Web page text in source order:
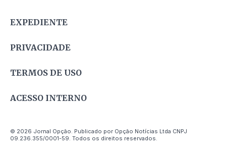
EXPEDIENTE
PRIVACIDADE
TERMOS DE USO
ACESSO INTERNO
© 2026 Jornal Opção. Publicado por Opção Notícias Ltda CNPJ
09.236.355/0001-59. Todos os direitos reservados.